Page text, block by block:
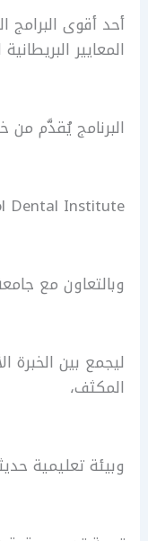
أحد أقوى
المعايير
البرنامج يُقدَّم من
Dental Institute
وبالتعاون مع
ليجمع بين الخبرة
المكثف،
وبيئة تعليمية